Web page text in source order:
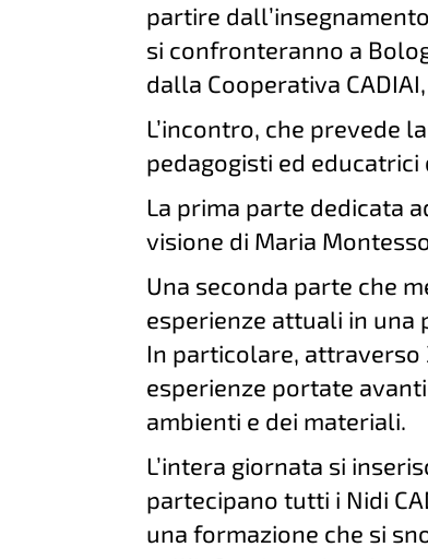
partire
si confronteranno a
dalla Cooperativa
L’incontro, che prevede
pedagogisti ed educatrici
La prima parte dedicata
visione di Maria
Una seconda parte che
esperienze attuali in una
In particolare,
esperienze portate
ambienti e dei materiali.
L’intera giornata si
partecipano tutti i Nidi
una formazione che si